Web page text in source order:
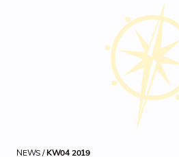
NEWS /KW04 2019